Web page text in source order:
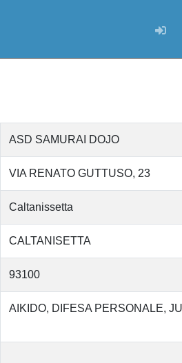
ASD SAMURAI DOJO
VIA RENATO GUTTUSO, 23
Caltanissetta
CALTANISETTA
93100
AIKIDO DIFESA PERSONALE